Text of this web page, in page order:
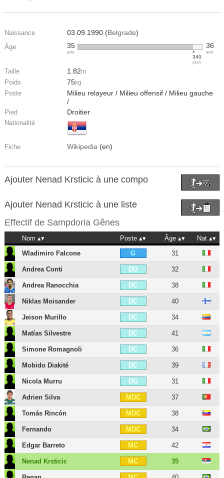
Naissance 03.09.1990 (Belgrade)
Âge 35
ans
340
jours
36
ans
Taille 1.82m
Poids 75kg
Poste
Milieu relayeur / Milieu offensif / Milieu gauche
/
Pied Droitier
Nationalité
Fiche Wikipedia (en)
Ajouter Nenad Krsticic à une compo
Ajouter Nenad Krsticic à une liste
Effectif de Sampdoria Gênes
Nom Poste Âge
Nat
Wladimiro Falcone
G 31
Andrea Conti DD 32
Andrea Ranocchia DC 38
Niklas Moisander DC 40
Jeison Murillo DC 34
Matías Silvestre DC 41
Simone Romagnoli DC 36
Mobido Diakité DC 39
Nicola Murru DG 31
Adrien Silva MDC 37
Tomás Rincón MDC 38
Fernando MDC 34
Edgar Barreto MC 42
Nenad Krsticic MC 35